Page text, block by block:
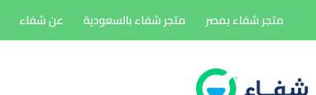
إلى
متجر شفاء بمصر متجر شفاء بالسعودية عن شفاء